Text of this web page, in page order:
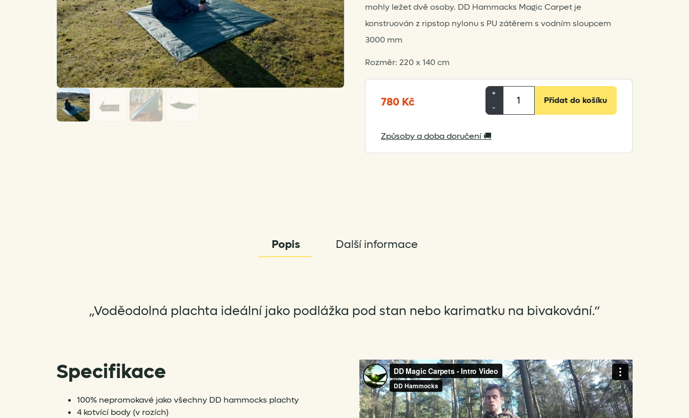
780 Kč
mohly ležet dvě osoby. DD Hammacks Magic Carpet je
konstruován z ripstop nylonu s PU zátěrem s vodním sloupcem
3000 mm
+
-
Hammocks
Přidat do košíku
Způsoby a doba doručení 🚚
Rozměr: 220 x 140 cm
Popis Další informace
„Voděodolná plachta ideální jako podlážka pod stan nebo karimatku na bivakování.“
Specifikace
100% nepromokavé jako všechny DD hammocks plachty
4 kotvící body (v rozích)